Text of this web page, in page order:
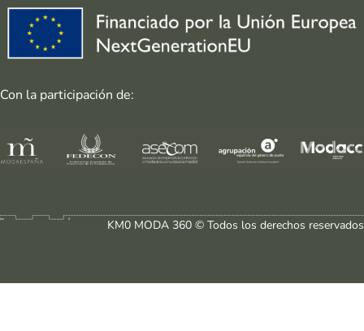
Con la participación de:
KM0 MODA 360 © Todos los derechos reservados